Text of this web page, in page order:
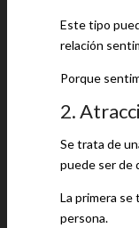
Este tipo
relación
Porque
2.
Se trata de
puede ser de
La primera
persona.